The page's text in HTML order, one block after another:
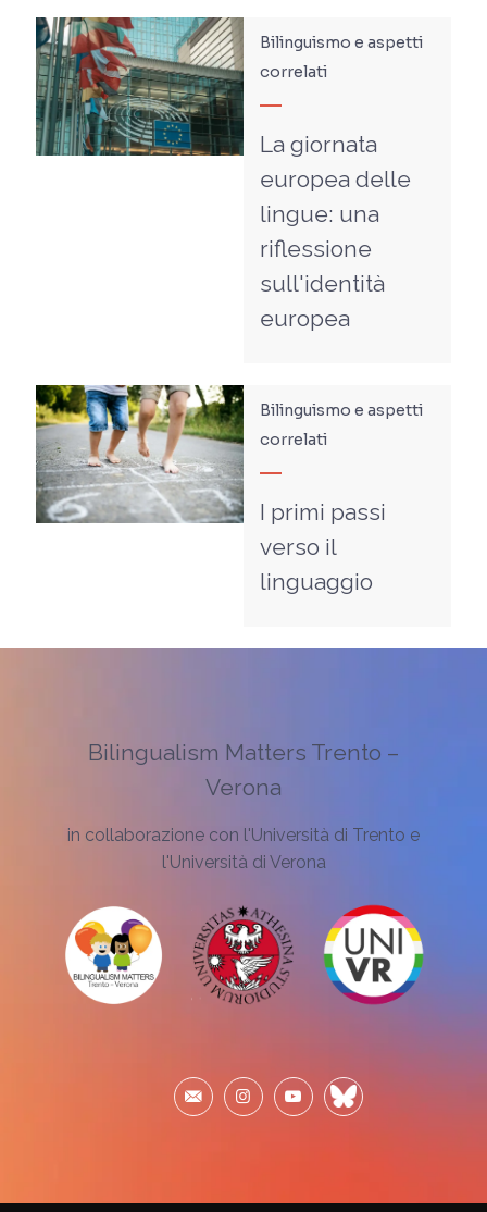
Bilinguismo e aspetti
correlati
La giornata
europea delle
lingue: una
riflessione
sull'identità
europea
Bilinguismo e aspetti
correlati
I primi passi
verso il
linguaggio
Bilingualism Matters Trento –
Verona
in collaborazione con l'Università di Trento e
l'Università di Verona